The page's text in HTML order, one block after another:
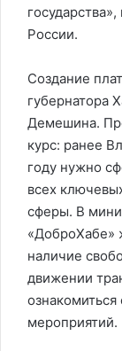
России.
Создание
губернатора
Демешина.
курс: ранее
году нужно
всех
сферы. В
«ДоброХабе»
наличие
движении
мероприятий.